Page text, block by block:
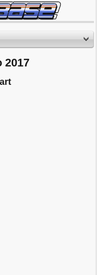
2017